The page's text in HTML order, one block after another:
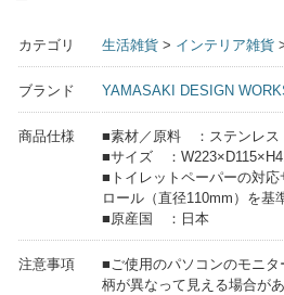
カテゴリ 生活雑貨 > インテリア雑貨
ブランド YAMASAKI DESIGN
商品仕様
■素材／原料 ：ステンレス
■サイズ ：
■トイレットペーパーの対
ロール（直径110mm）を基
■原産国 ：日本
注意事項
■ご使用のパソコンのモニ
柄が異なって見える場合が